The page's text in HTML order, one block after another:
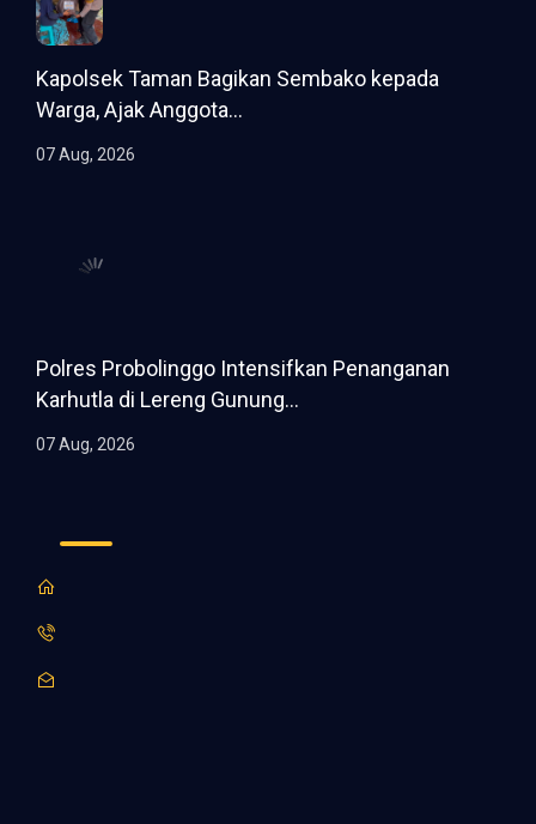
Kapolsek Taman Bagikan Sembako kepada
Warga, Ajak Anggota...
07 Aug, 2026
Polres Probolinggo Intensifkan Penanganan
Karhutla di Lereng Gunung...
07 Aug, 2026